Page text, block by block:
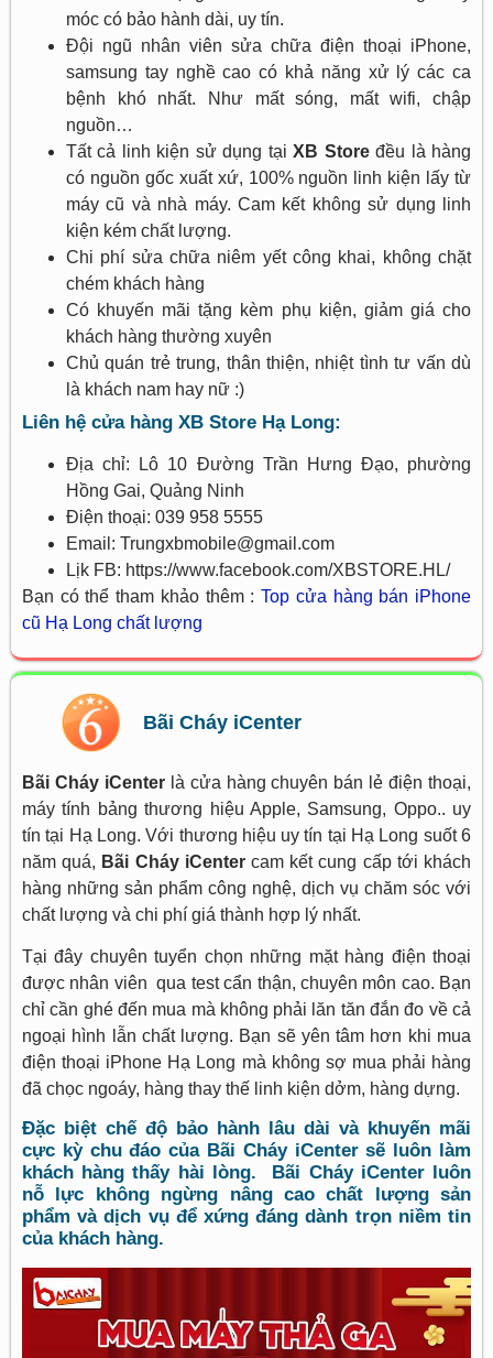
móc có bảo hành dài, uy tín.
Đội ngũ nhân viên sửa chữa điện thoại iPhone,
samsung tay nghề cao có khả năng xử lý các ca
bệnh khó nhất. Như mất sóng, mất wifi, chập
nguồn…
Tất cả linh kiện sử dụng tạiXB Stoređều là hàng
có nguồn gốc xuất xứ, 100% nguồn linh kiện lấy từ
máy cũ và nhà máy. Cam kết không sử dụng linh
kiện kém chất lượng.
Chi phí sửa chữa niêm yết công khai, không chặt
chém khách hàng
Có khuyến mãi tặng kèm phụ kiện, giảm giá cho
khách hàng thường xuyên
Chủ quán trẻ trung, thân thiện, nhiệt tình tư vấn dù
là khách nam hay nữ :)
Liên hệ cửa hàng XB Store Hạ Long:
Địa chỉ: Lô 10 Đường Trần Hưng Đạo, phường
Hồng Gai, Quảng Ninh
Điện thoại: 039 958 5555
Email: Trungxbmobile@gmail.com
Lịk FB: https://www.facebook.com/XBSTORE.HL/
Bạn có thể tham khảo thêm :Top cửa hàng bán iPhone
cũ Hạ Long chất lượng
Bãi Cháy iCenter
Bãi Cháy iCenterlà cửa hàng chuyên bán lẻ điện thoại,
máy tính bảng thương hiệu Apple, Samsung, Oppo.. uy
tín tại Hạ Long. Với thương hiệu uy tín tại Hạ Long suốt 6
năm quá, Bãi Cháy iCentercam kết cung cấp tới khách
hàng những sản phẩm công nghệ, dịch vụ chăm sóc với
chất lượng và chi phí giá thành hợp lý nhất.
Tại đây chuyên tuyển chọn những mặt hàng điện thoại
được nhân viên qua test cẩn thận, chuyên môn cao. Bạn
chỉ cần ghé đến mua mà không phải lăn tăn đắn đo về cả
ngoại hình lẫn chất lượng. Bạn sẽ yên tâm hơn khi mua
điện thoại iPhone Hạ Long mà không sợ mua phải hàng
đã chọc ngoáy, hàng thay thế linh kiện dởm, hàng dựng.
Đặc biệt chế độ bảo hành lâu dài và khuyến mãi
cực kỳ chu đáo của Bãi Cháy iCenter sẽ luôn làm
khách hàng thấy hài lòng. Bãi Cháy iCenter luôn
nỗ lực không ngừng nâng cao chất lượng sản
phẩm và dịch vụ để xứng đáng dành trọn niềm tin
của khách hàng.